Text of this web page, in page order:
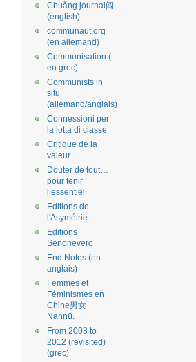
Chuǎng journal闯
(english)
communaut.org
(en allemand)
Communisation (
en grec)
Communists in
situ
(allemand/anglais)
Connessioni per
la lotta di classe
Critique de la
valeur
Douter de tout…
pour tenir
l’essentiel
Editions de
l'Asymétrie
Editions
Senonevero
End Notes (en
anglais)
Femmes et
Féminismes en
Chine男女
Nannü.
From 2008 to
2012 (revisited)
(grec)